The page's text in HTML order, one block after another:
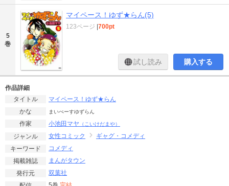
5
巻
マイペース！ゆず★らん(5)
123ページ 700pt
試し読み 購入する
作品詳細
タイトル
マイペース！ゆず★らん
かな
まいぺーすゆずらん
作家 小池田マヤ （こいけだまや）
ジャンル 女性コミック
ギャグ・コメディ
キーワード
コメディ
掲載雑誌
まんがタウン
発行元
双葉社